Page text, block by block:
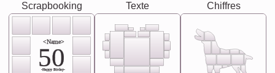
Scrapbooking Texte Chiffres
<Name>
50
-Happy Birday-